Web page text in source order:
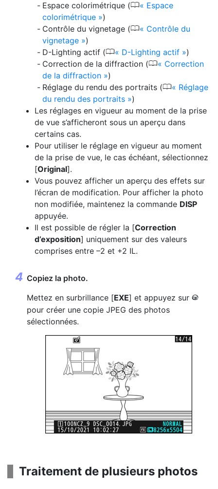
Espace colorimétrique (0
Espace
colorimétrique
)
Contrôle du vignetage (0
Contrôle du
vignetage
)
D-Lighting actif (0 D-Lighting actif
)
Correction de la diffraction (0
Correction
de la diffraction
)
Réglage du rendu des portraits (0
Réglage
du rendu des portraits
)
Les réglages en vigueur au moment de la prise
de vue s’afficheront sous un aperçu dans
certains cas.
Pour utiliser le réglage en vigueur au moment
de la prise de vue, le cas échéant, sélectionnez
[Original].
Vous pouvez afficher un aperçu des effets sur
l’écran de modification. Pour afficher la photo
non modifiée, maintenez la commande DISP
appuyée.
Il est possible de régler la [Correction
d’exposition] uniquement sur des valeurs
comprises entre –2 et +2 IL.
Copiez la photo.
Mettez en surbrillance [EXE] et appuyez sur J
pour créer une copie JPEG des photos
sélectionnées.
Traitement de plusieurs photos